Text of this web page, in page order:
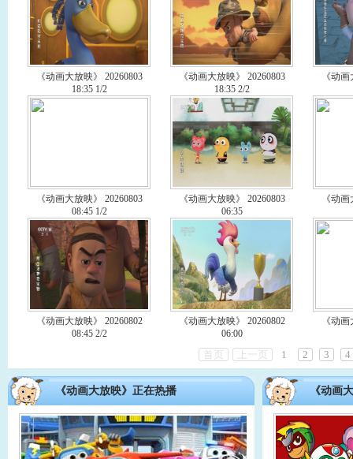
《动画大放映》 20260803
18:35 1/2
《动画大放映》 20260803
18:35 2/2
《动
《动画大放映》 20260803
08:45 1/2
《动画大放映》 20260803
06:35
《动
《动画大放映》 20260802
08:45 2/2
《动画大放映》 20260802
06:00
《动
首页 上一页 1 2 3 4
《动画大放映》正在热播 《动画